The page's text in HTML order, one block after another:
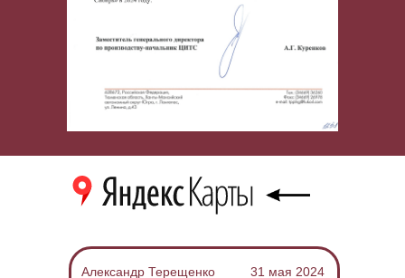
Александр Терещенко 31 мая 2024